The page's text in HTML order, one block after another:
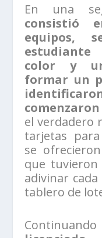
En una
consistió
equipos,
color y
formar un
el verdadero
tarjetas
se
que
adivinar
tablero de